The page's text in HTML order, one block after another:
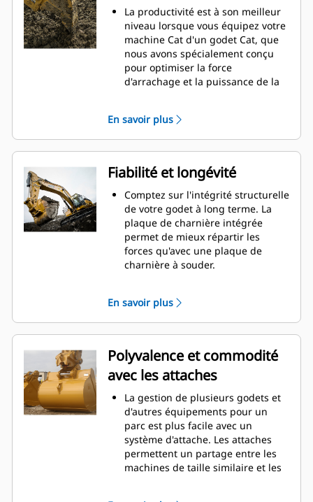
La productivité est à son meilleur
niveau lorsque vous équipez votre
machine Cat d'un godet Cat, que
nous avons spécialement conçu
pour optimiser la force
d'arrachage et la puissance de la
double améliore le flux des
matières dans le godet. Le
dégagement de talon accru
garantit que le fond du godet ne
frotte pas, ce qui réduit les coûts
d'entretien.
La consommation de carburant est
maximale lors de l'excavation. Les
godets Cat sont conçus pour
creuser dans les matériaux
rapidement afin d'améliorer
Chargez plus de matière plus
rapidement. La forme et les barres
latérales du godet permettent une
rétention optimale des matériaux
dans le godet à chaque charge.
En savoir plus
Fiabilité et longévité
Comptez sur l'intégrité structurelle
de votre godet à long terme. La
plaque de charnière intégrée
permet de mieux répartir les
forces qu'avec une plaque de
charnière à souder.
sont résistants à l'abrasion, en
particulier dans les zones d'usure
excessive.
Avec les outils d'attaque du sol Cat
(GET), protégez les zones d'usure
excessive les plus importantes de
votre godet lorsqu'il entre en
contact avec les matériaux.
Avec les outils d'attaque du sol
Cat ® Advansys™(GET), augmentez
la productivité pour les
applications exigeantes, facilitez la
pénétration dans les tas et
En savoir plus
Polyvalence et commodité
avec les attaches
La gestion de plusieurs godets et
d'autres équipements pour un
parc est plus facile avec un
système d'attache. Les attaches
permettent un partage entre les
machines de taille similaire et les